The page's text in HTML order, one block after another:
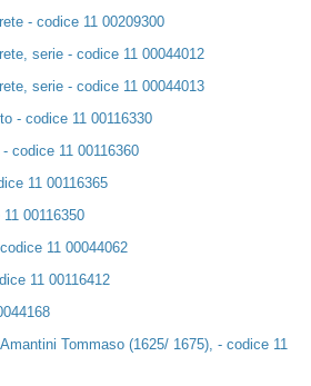
- codice 11 00209300
serie - codice 11 00044012
serie - codice 11 00044013
- codice 11 00116330
codice 11 00116360
11 00116365
00116350
11 00044062
11 00116412
Tommaso (1625/ 1675), - codice 11